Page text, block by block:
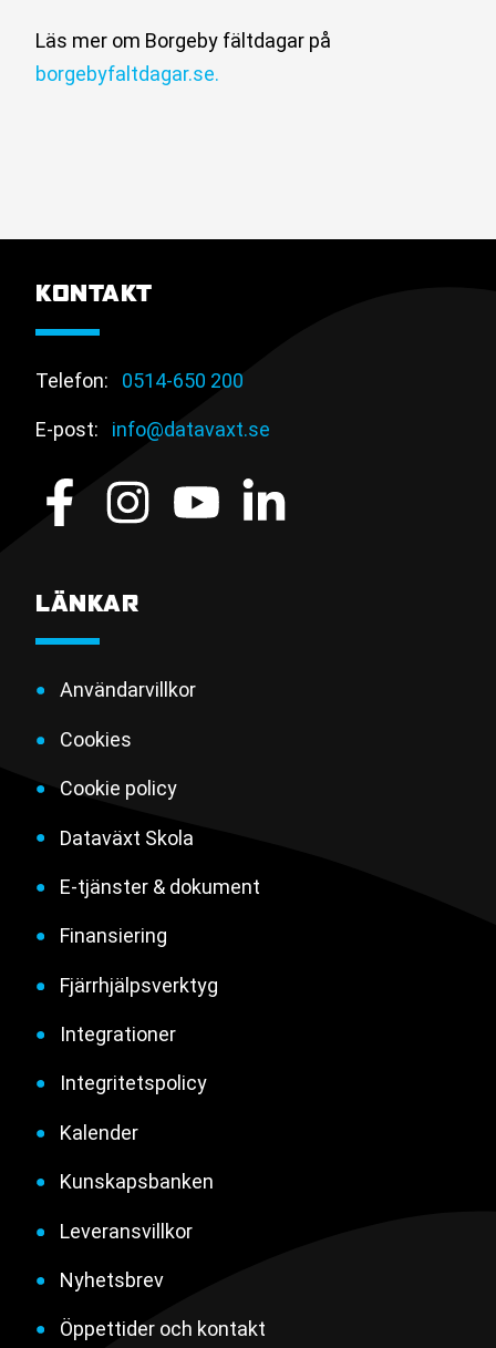
Läs mer om Borgeby fältdagar på
borgebyfaltdagar.se.
KONTAKT
Telefon: 0514-650 200
E-post: info@datavaxt.se
LÄNKAR
Användarvillkor
Cookies
Cookie policy
Dataväxt Skola
E-tjänster & dokument
Finansiering
Fjärrhjälpsverktyg
Integrationer
Integritetspolicy
Kalender
Kunskapsbanken
Leveransvillkor
Nyhetsbrev
Öppettider och kontakt